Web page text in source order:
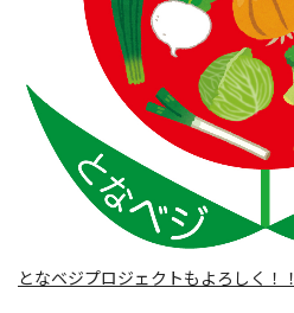
となベジプロジェクトもよろしく！！